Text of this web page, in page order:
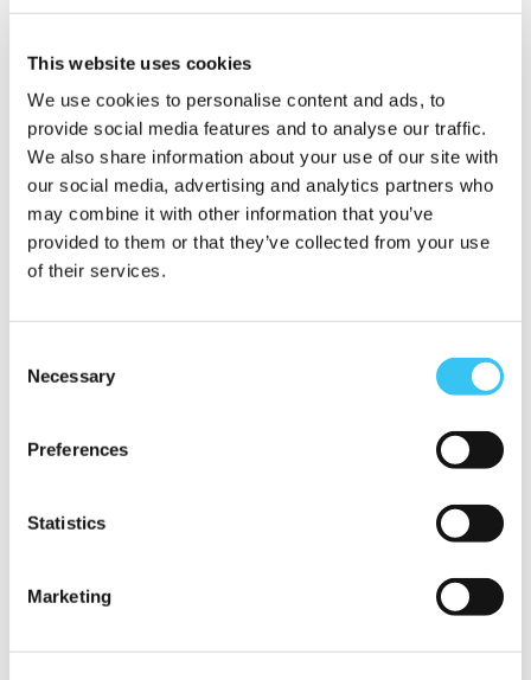
This website uses cookies
We use cookies to personalise content and ads, to
provide social media features and to analyse our traffic.
We also share information about your use of our site with
our social media, advertising and analytics partners who
may combine it with other information that you’ve
provided to them or that they’ve collected from your use
of their services.
Selection
Necessary
Preferences
Statistics
Marketing
17-09-2025
BLIJE MEDEWERKERS BLIJVEN: ZO MAAK JE
HET VERSCHIL
Goede mensen behouden voor je organisatie? Het begint
BLIJE MEDEWERKERS BLIJVEN: ZO MAAK JE